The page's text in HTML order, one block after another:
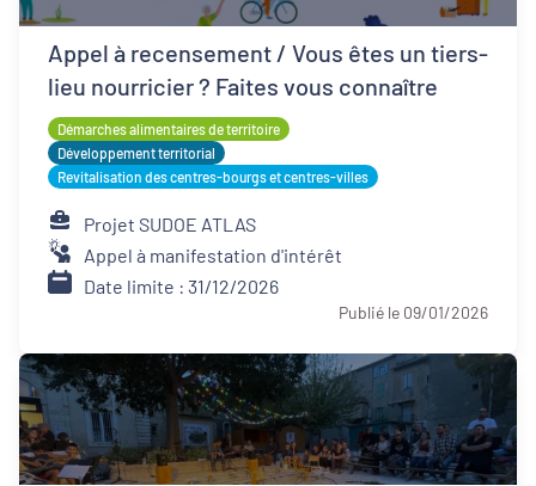
Appel à recensement / Vous êtes un tiers-
lieu nourricier ? Faites vous connaître
Démarches alimentaires de territoire
Développement territorial
Revitalisation des centres-bourgs et centres-villes
Projet SUDOE ATLAS
Appel à manifestation d'intérêt
Date limite : 31/12/2026
Publié le 09/01/2026